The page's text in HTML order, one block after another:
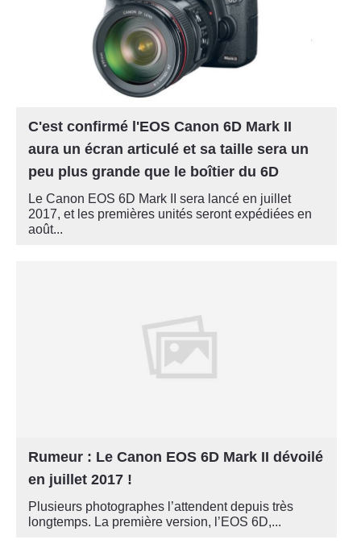
C'est confirmé l'EOS Canon 6D Mark II
aura un écran articulé et sa taille sera un
peu plus grande que le boîtier du 6D
Le Canon EOS 6D Mark II sera lancé en juillet
2017, et les premières unités seront expédiées en
août...
Rumeur : Le Canon EOS 6D Mark II dévoilé
en juillet 2017 !
Plusieurs photographes l’attendent depuis très
longtemps. La première version, l’EOS 6D,...